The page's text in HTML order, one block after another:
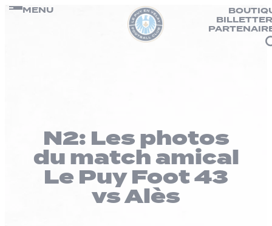
Passer
MENU
N2: Les photos
du match amical
Le Puy Foot 43
vs Alès
Panneau de gestion des cookies